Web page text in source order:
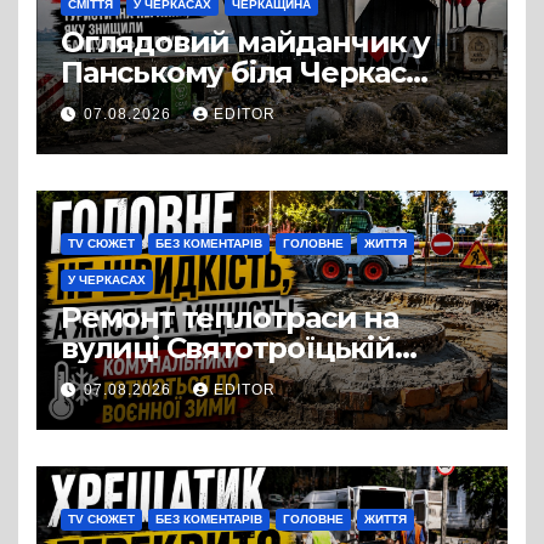
СМІТТЯ У ЧЕРКАСАХ ЧЕРКАЩИНА
Оглядовий майданчик у
Панському біля Черкас
перетворився на занедбане
сміттєзвалище
07.08.2026 EDITOR
TV СЮЖЕТ БЕЗ КОМЕНТАРІВ ГОЛОВНЕ ЖИТТЯ
У ЧЕРКАСАХ
Ремонт теплотраси на
вулиці Святотроїцькій
затягнувся порівняно із
запланованими термінами.
Вулицю досі не відкрили
для руху
07.08.2026 EDITOR
TV СЮЖЕТ БЕЗ КОМЕНТАРІВ ГОЛОВНЕ ЖИТТЯ